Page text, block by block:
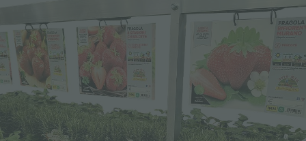
MEHR ERGEBNISSE FÜR SIE: